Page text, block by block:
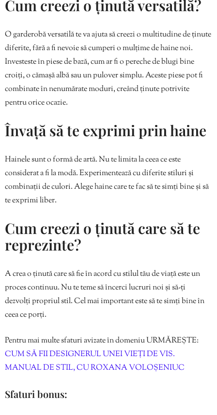
Cum creezi o ținută versatilă?
O garderobă versatilă te va ajuta să creezi o multitudine de ținute
diferite, fără a fi nevoie să cumperi o mulțime de haine noi.
Investeste în piese de bază, cum ar fi o pereche de blugi bine
croiți, o cămașă albă sau un pulover simplu. Aceste piese pot fi
combinate în nenumărate moduri, creând ținute potrivite
pentru orice ocazie.
Învață să te exprimi prin haine
Hainele sunt o formă de artă. Nu te limita la ceea ce este
considerat a fi la modă. Experimentează cu diferite stiluri și
combinații de culori. Alege haine care te fac să te simți bine și să
te exprimi liber.
Cum creezi o ținută care să te
reprezinte?
A crea o ținută care să fie în acord cu stilul tău de viață este un
proces continuu. Nu te teme să încerci lucruri noi și să-ți
dezvolți propriul stil. Cel mai important este să te simți bine în
ceea ce porți.
Pentru mai multe sfaturi avizate în domeniu URMĂREȘTE:
CUM SĂ FII DESIGNERUL UNEI VIEȚI DE VIS.
MANUAL DE STIL, CU ROXANA VOLOȘENIUC
Sfaturi bonus: